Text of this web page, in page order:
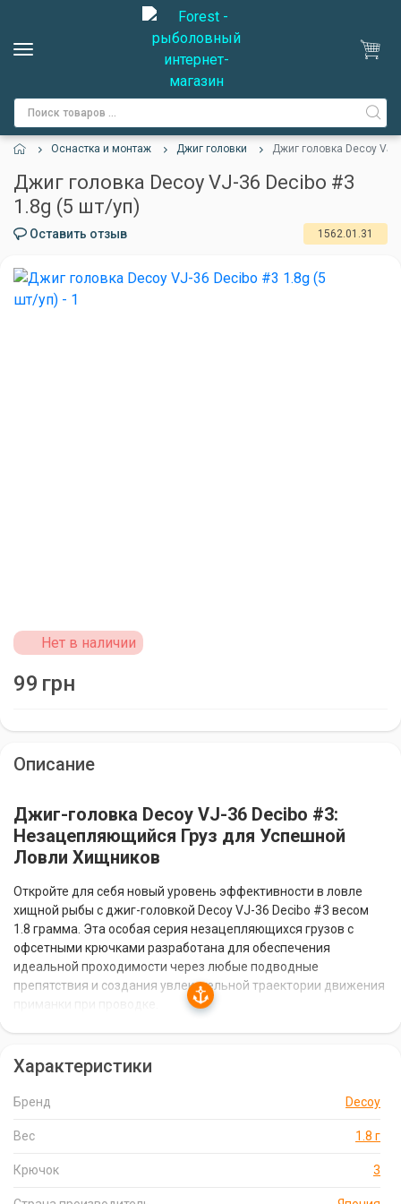
Оснастка и монтаж Джиг головки Джиг головка Decoy VJ-
Джиг головка Decoy VJ-36 Decibo #3
1.8g (5 шт/уп)
Оставить отзыв 1562.01.31
Нет в наличии
99 грн
Описание
Джиг-головка Decoy VJ-36 Decibo #3:
Незацепляющийся Груз для Успешной
Ловли Хищников
Откройте для себя новый уровень эффективности в ловле
хищной рыбы с джиг-головкой Decoy VJ-36 Decibo #3 весом
1.8 грамма. Эта особая серия незацепляющихся грузов с
офсетными крючками разработана для обеспечения
идеальной проходимости через любые подводные
препятствия и создания увлекательной траектории движения
груза, которая обеспечивает идеальную проходимость через
камни. Это позволяет вам ловить рыбу в самых сложных
Характеристики
Бренд Decoy
Вес 1.8 г
Крючок 3